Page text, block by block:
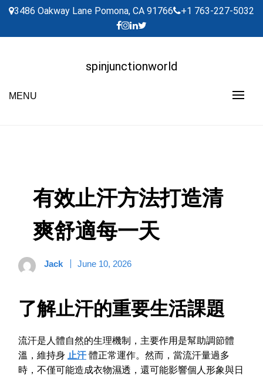
Skip
content
3486 Oakway Lane Pomona, CA 91766 +1 763-227-5032
spinjunctionworld
MENU
有效止汗方法打造清
爽舒適每一天
Jack June 10, 2026
了解止汗的重要生活課題
流汗是人體自然的生理機制，主要作用是幫助調節體
溫，維持身 ⽌汗體正常運作。然而，當流汗量過多
時，不僅可能造成衣物濕透，還可能影響個人形象與日